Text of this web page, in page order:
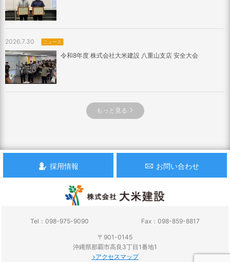
2026.7.30 ニュース
令和8年度 株式会社大米建設 八重山支店 安全大会
もっと見る
採用情報 お問い合わせ
Tel：098-975-9090 Fax：098-859-8817
〒901-0145
沖縄県那覇市高良3丁目1番地1
アクセスマップ